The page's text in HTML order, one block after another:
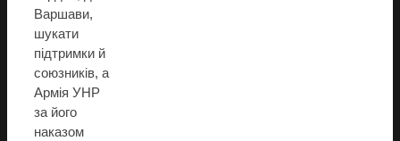
Варшави,
шукати
підтримки й
союзників, а
Армія УНР
за його
наказом